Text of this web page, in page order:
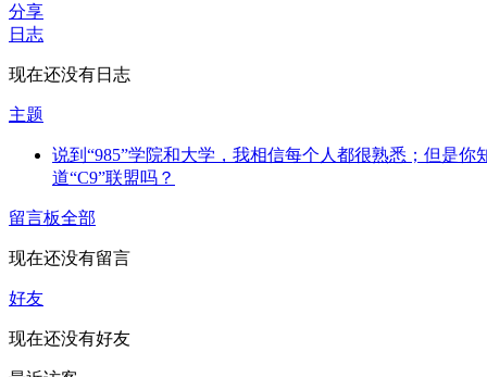
分享
日志
现在还没有日志
主题
说到“985”学院和大学，我相信每个人都很熟悉；但是你
道“C9”联盟吗？
留言板全部
现在还没有留言
好友
现在还没有好友